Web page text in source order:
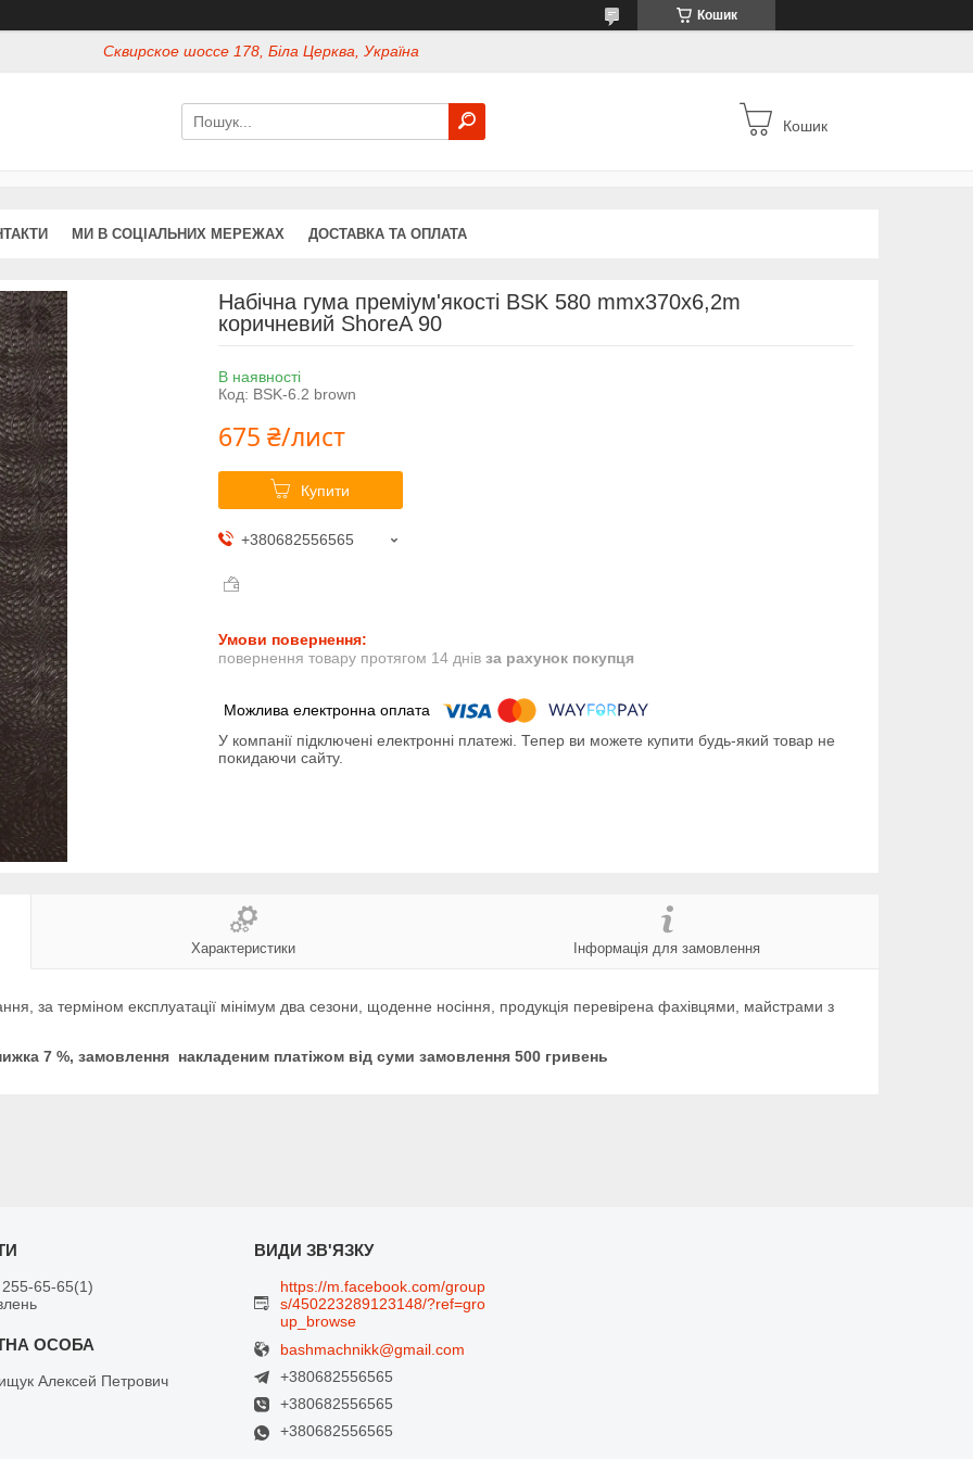
Кошик
Сквирское шоссе 178, Біла Церква, Україна
Кошик
МИ В СОЦІАЛЬНИХ МЕРЕЖАХ ДОСТАВКА ТА ОПЛАТА
Набічна гума преміум'якості BSK 580 mmx370x6,2m
коричневий ShoreA 90
В наявності
Код: BSK-6.2 brown
675 ₴/лист
Купити
+380682556565
повернення товару протягом 14 днів за рахунок покупця
У компанії підключені електронні платежі. Тепер ви можете купити будь-який товар не
покидаючи сайту.
Характеристики Інформація для замовлення
за терміном експлуатації мінімум два сезони, щоденне носіння, продукція перевірена фахівцями, майстрами з
7 %, замовлення накладеним платіжом від суми замовлення 500 гривень
65-65 1
Алексей Петрович
https://m.facebook.com/group
s/450223289123148/?ref=gro
up_browse
bashmachnikk@gmail.com
+380682556565
+380682556565
+380682556565